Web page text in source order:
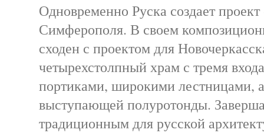
Одновременно Руска создает
Симферополя. В своем
сходен с проектом для
четырехстолпный храм с тремя
портиками, широкими лестницами,
выступающей полуротонды.
традиционным для русской